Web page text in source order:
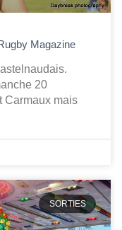
Magazine
20
Carmaux mais
SORTIES